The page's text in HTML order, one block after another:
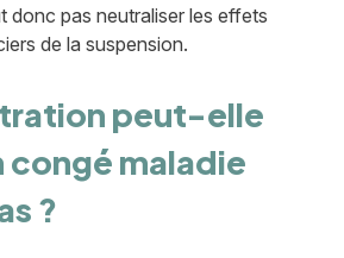
donc pas neutraliser les effets
de la suspension.
peut-elle
congé maladie
?